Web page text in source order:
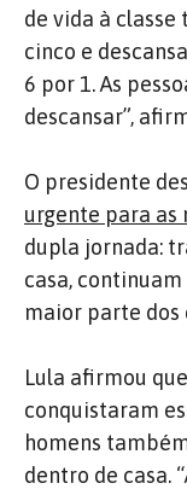
de vida à
cinco e
6 por 1. As
descansar”,
O presidente
urgente para as
dupla jornada:
casa,
maior parte dos
Lula afirmou
conquistaram
homens
dentro de casa.